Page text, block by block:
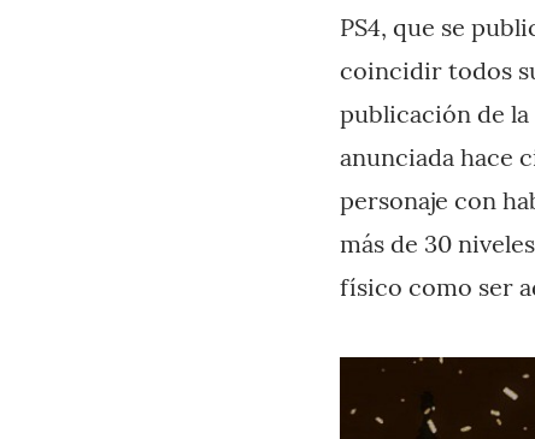
PS4, que se
coincidir todos
publicación de
anunciada hace
personaje con
más de 30
físico como ser